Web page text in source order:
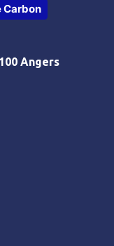
Carbon
Angers